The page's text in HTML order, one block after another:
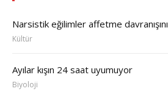
Narsistik eğilimler affetme
Kültür
Ayılar kışın 24 saat uyumuyor
Biyoloji